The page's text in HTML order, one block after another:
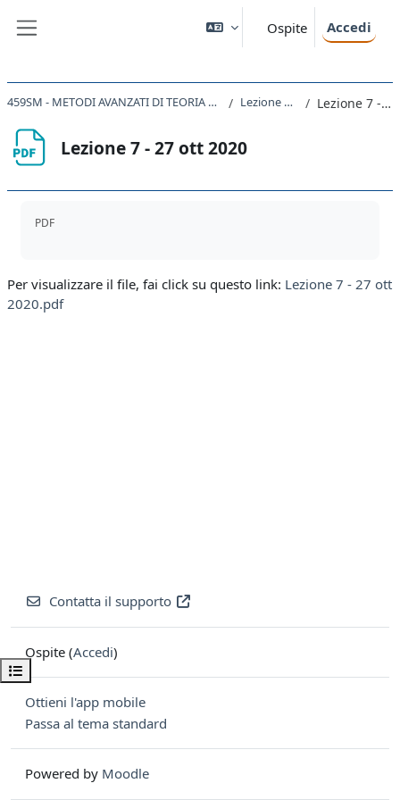
Ospite Accedi
Apri indice del corso
459SM - METODI AVANZATI DI TEORIA QUANTISTICA DEI CAMPI 2020 Lezione 7 - 27/10/20 Lezione 7 - 27 ott 2020
Lezione 7 - 27 ott 2020
PDF
Per visualizzare il file, fai click su questo link: Lezione 7 - 27 ott
2020.pdf
Contatta il supporto
Ospite (Accedi)
Ottieni l'app mobile
Passa al tema standard
Powered by Moodle